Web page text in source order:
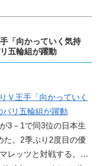
「向かっていく気持
五輪組が躍動
Ｖ王手「向かっていく
リ五輪組が躍動
3－1で同3位の日本生
た。2季ぶり2度目の優
レッツと対戦する。…